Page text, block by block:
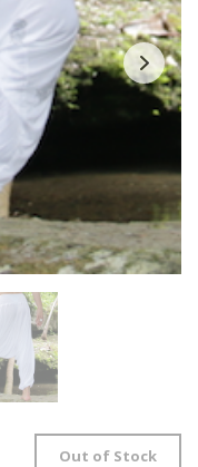
Out of Stock